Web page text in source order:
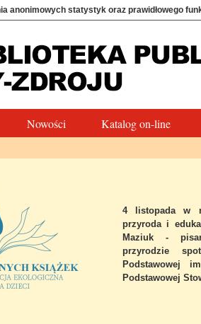
anonimowych statystyk oraz prawidłowego
Nowości Katalog on-line
4 listopada w
przyroda i
Maziuk-
przyrodzie
Podstawowej
Podstawowej